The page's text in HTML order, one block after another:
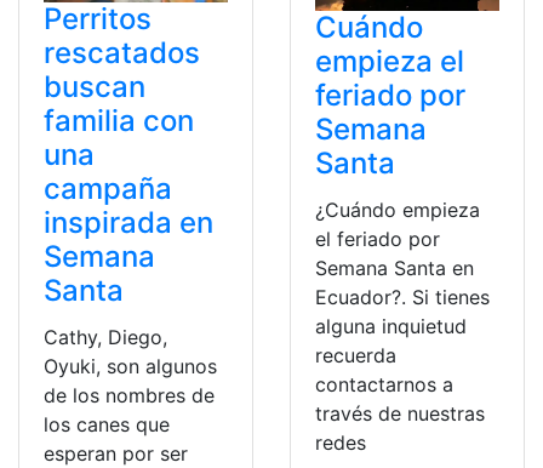
Perritos
rescatados
buscan
familia con
una
campaña
inspirada en
Semana
Santa
Cathy, Diego,
Oyuki, son algunos
de los nombres de
los canes que
esperan por ser
Cuándo
empieza el
feriado por
Semana
Santa
¿Cuándo empieza
el feriado por
Semana Santa en
Ecuador?. Si tienes
alguna inquietud
recuerda
contactarnos a
través de nuestras
redes